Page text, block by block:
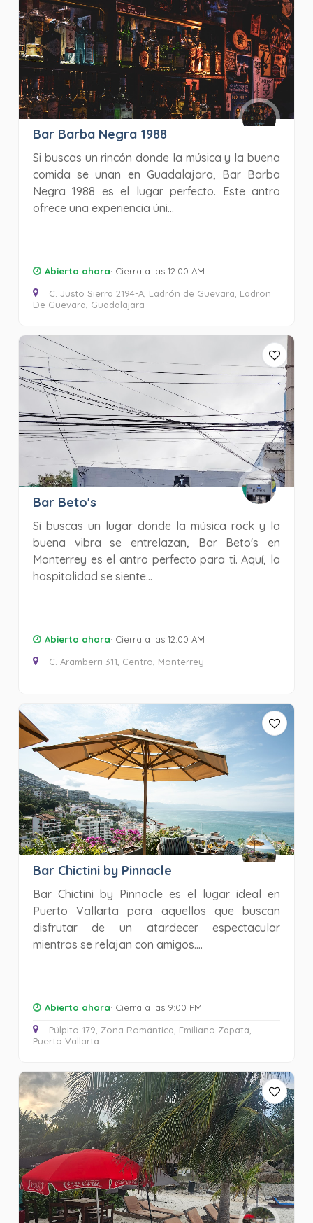
Bar Barba Negra 1988
Si buscas un rincón donde la música y la buena
comida se unan en Guadalajara, Bar Barba
Negra 1988 es el lugar perfecto. Este antro
ofrece una experiencia úni...
Abierto ahora· Cierra a las 12:00 AM
C. Justo Sierra 2194-A, Ladrón de Guevara, Ladron
De Guevara, Guadalajara
Bar Beto's
Si buscas un lugar donde la música rock y la
buena vibra se entrelazan, Bar Beto's en
Monterrey es el antro perfecto para ti. Aquí, la
hospitalidad se siente...
Abierto ahora· Cierra a las 12:00 AM
C. Aramberri 311, Centro, Monterrey
Bar Chictini by Pinnacle
Bar Chictini by Pinnacle es el lugar ideal en
Puerto Vallarta para aquellos que buscan
disfrutar de un atardecer espectacular
mientras se relajan con amigos....
Abierto ahora· Cierra a las 9:00 PM
Púlpito 179, Zona Romántica, Emiliano Zapata,
Puerto Vallarta